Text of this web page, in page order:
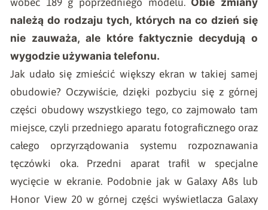
należą do rodzaju tych, których na co dzień się
nie zauważa, ale które faktycznie decydują o
wygodzie używania telefonu.
Jak udało się zmieścić większy ekran w takiej samej
obudowie? Oczywiście, dzięki pozbyciu się z górnej
części obudowy wszystkiego tego, co zajmowało tam
miejsce, czyli przedniego aparatu fotograficznego oraz
całego oprzyrządowania systemu rozpoznawania
tęczówki oka. Przedni aparat trafił w specjalne
wycięcie w ekranie. Podobnie jak w Galaxy A8s lub
Honor View 20 w górnej części wyświetlacza Galaxy